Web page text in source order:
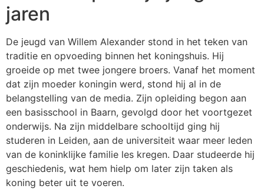
jaren
De jeugd van Willem Alexander stond in het teken van
traditie en opvoeding binnen het koningshuis. Hij
groeide op met twee jongere broers. Vanaf het moment
dat zijn moeder koningin werd, stond hij al in de
belangstelling van de media. Zijn opleiding begon aan
een basisschool in Baarn, gevolgd door het voortgezet
onderwijs. Na zijn middelbare schooltijd ging hij
studeren in Leiden, aan de universiteit waar meer leden
van de koninklijke familie les kregen. Daar studeerde hij
geschiedenis, wat hem hielp om later zijn taken als
koning beter uit te voeren.